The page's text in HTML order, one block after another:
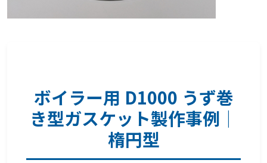
ボイラー用 D1000 うず巻
き型ガスケット製作事例｜
楕円型